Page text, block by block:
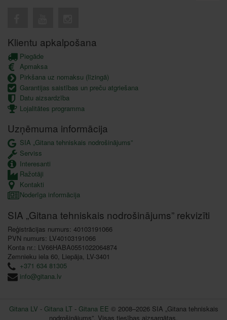
Klientu apkalpošana
Piegāde
Apmaksa
Pirkšana uz nomaksu (līzingā)
Garantijas saistības un preču atgriešana
Datu aizsardzība
Lojalitātes programma
Uzņēmuma informācija
SIA „Gitana tehniskais nodrošinājums”
Serviss
Interesanti
Ražotāji
Kontakti
Noderīga informācija
SIA „Gitana tehniskais nodrošinājums” rekvizīti
Reģistrācijas numurs: 40103191066
PVN numurs: LV40103191066
Konta nr.: LV66HABA0551022064874
Zemnieku iela 60, Liepāja, LV-3401
+371 634 81305
info@gitana.lv
Gitana LV - Gitana LT- Gitana EE © 2008–2026 SIA „Gitana tehniskais
nodrošinājums”. Visas tiesības aizsargātas.